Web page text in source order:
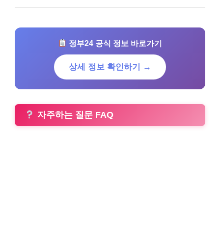
정부24 공식 정보 바로가기
상세 정보 확인하기 →
자주하는 질문 FAQ